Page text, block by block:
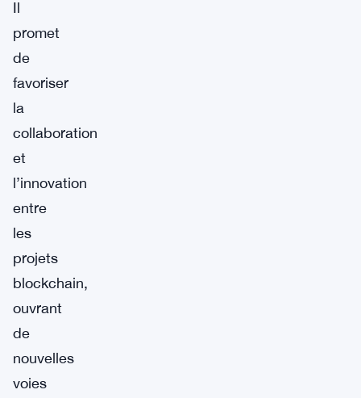
Il
promet
de
favoriser
la
collaboration
et
l’innovation
entre
les
projets
blockchain,
ouvrant
de
nouvelles
voies